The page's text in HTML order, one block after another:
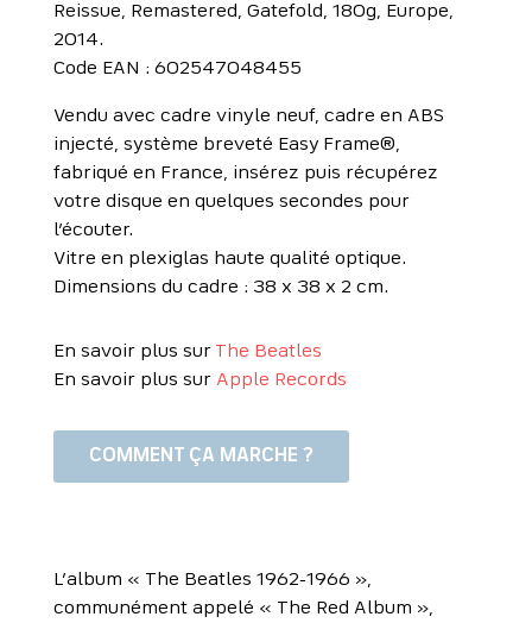
Reissue, Remastered, Gatefold, 180g, Europe,
2014.
Code EAN : 602547048455
Vendu avec cadre vinyle neuf, cadre en ABS
injecté, système breveté Easy Frame®,
fabriqué en France, insérez puis récupérez
votre disque en quelques secondes pour
l’écouter.
Vitre en plexiglas haute qualité optique.
Dimensions du cadre : 38 x 38 x 2 cm.
En savoir plus sur The Beatles
En savoir plus sur Apple Records
COMMENT ÇA MARCHE ?
L’album « The Beatles 1962-1966 »,
communément appelé « The Red Album »,